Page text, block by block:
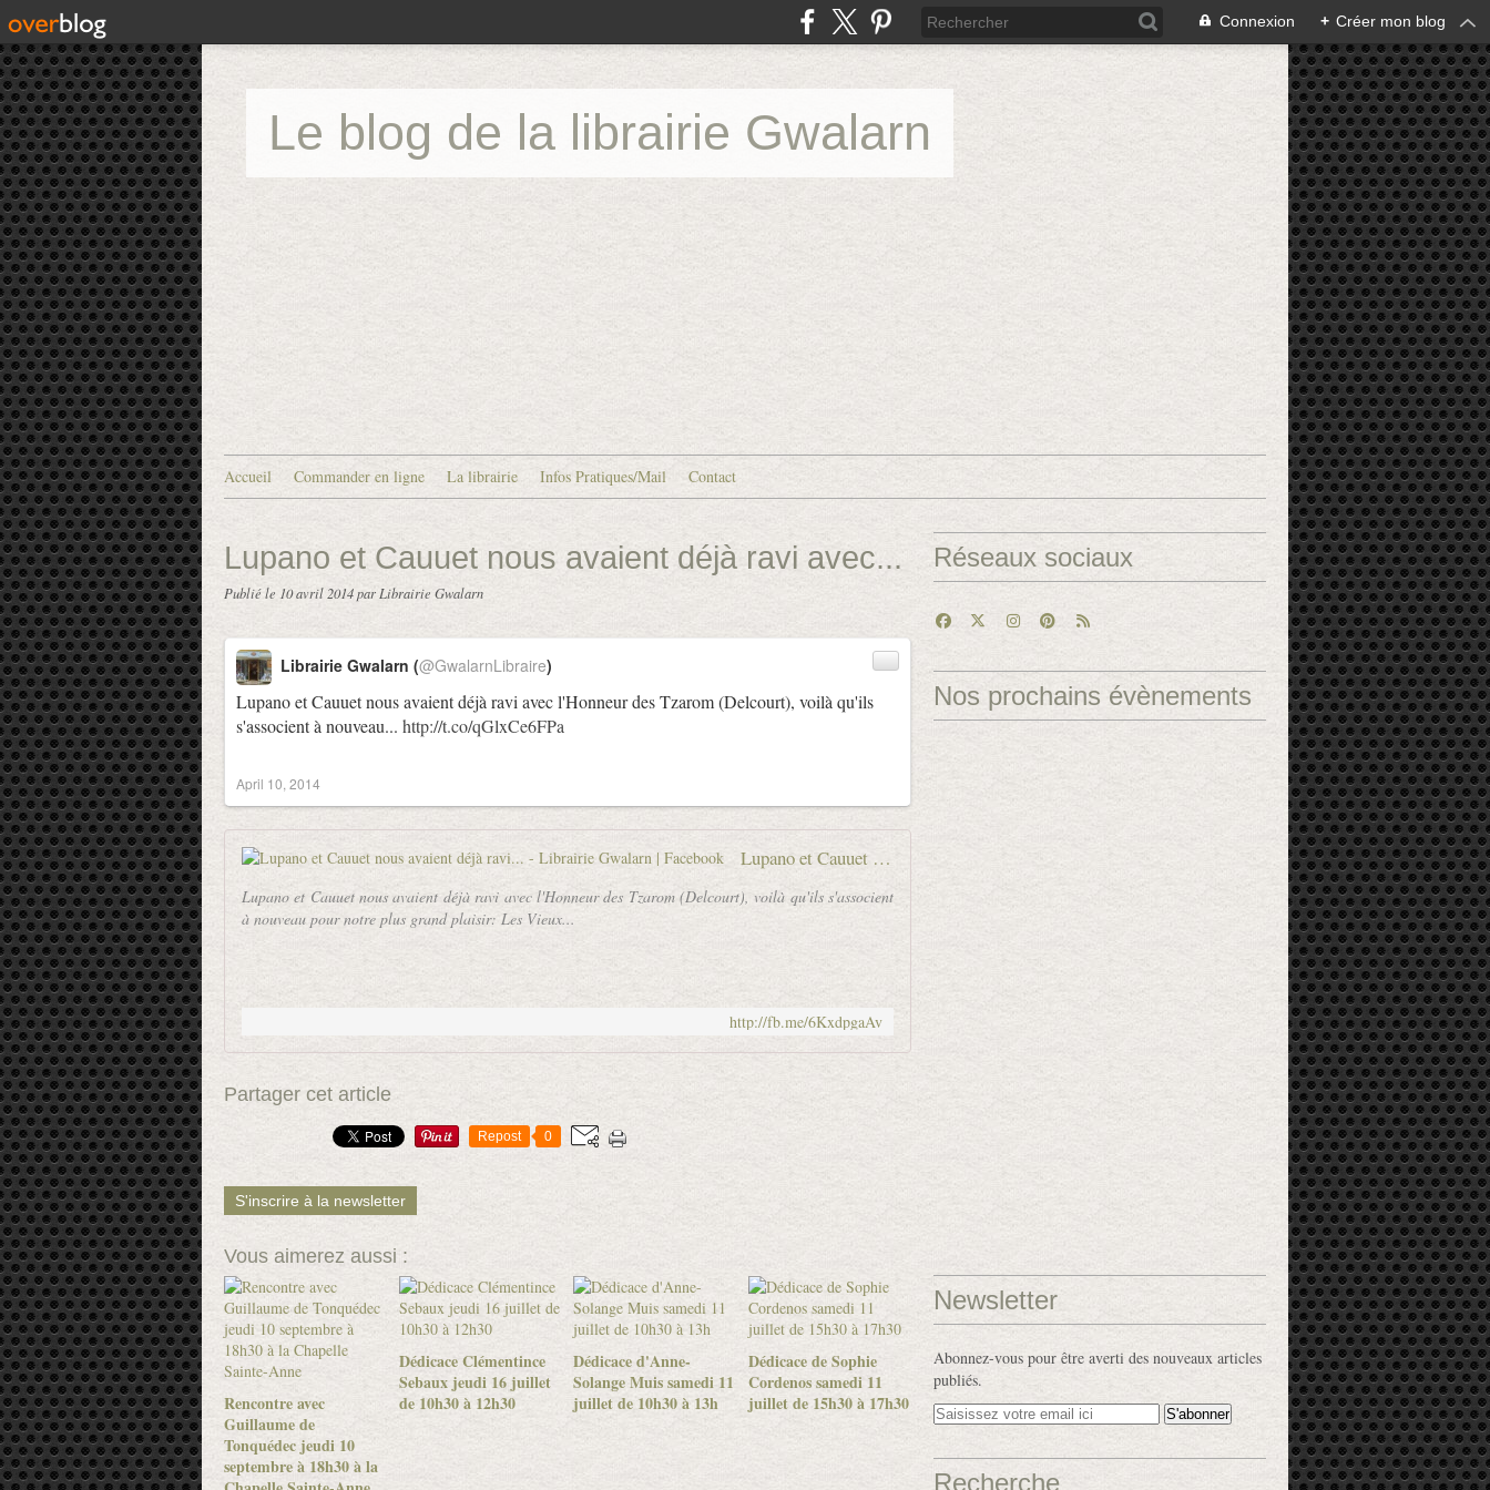
Connexion + Créer mon blog
Le blog de la librairie Gwalarn
Accueil Commander en ligne La librairie Infos Pratiques/Mail Contact
Lupano et Cauuet nous avaient déjà ravi avec...
Publié le 10 avril 2014par Librairie Gwalarn
Lupano et Cauuet nous avaient déjà ravi avec l'Honneur des Tzarom (Delcourt), voilà qu'ils
s'associent à nouveau... http://t.co/qGlxCe6FPa
Librairie Gwalarn (@GwalarnLibraire)
April 10, 2014
Lupano et Cauuet nous avaient déjà ravi... - Librairie Gwalarn | Facebook
Lupano et Cauuet nous avaient déjà ravi avec l'Honneur des Tzarom (Delcourt), voilà qu'ils s'associent
à nouveau pour notre plus grand plaisir: Les Vieux...
http://fb.me/6KxdpgaAv
Partager cet article
Repost 0
S'inscrire à la newsletter
Vous aimerez aussi :
Rencontre avec
Guillaume de
Tonquédec jeudi 10
septembre à 18h30 à la
Dédicace Clémentince
Sebaux jeudi 16 juillet
de 10h30 à 12h30
Dédicace d'Anne-
Solange Muis samedi 11
juillet de 10h30 à 13h
Dédicace de Sophie
Cordenos samedi 11
juillet de 15h30 à 17h30
Réseaux sociaux
Nos prochains évènements
Newsletter
Abonnez-vous pour être averti des nouveaux articles
publiés.
Recherche